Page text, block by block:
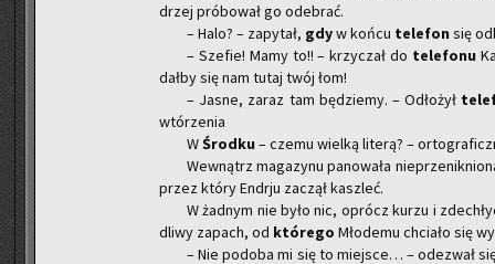
drzej pró­bo­wał go ode­brać.
– Halo? – za­py­tał, gdyw końcu te­le­fon się
– Sze­fie! Mamy to!! – krzy­czał do te­le­fo­nu
dał­by się nam tutaj twój łom!
– Jasne, zaraz tam bę­dzie­my. – Odło­żył
wtó­rze­nia
WŚrod­ku– czemu wiel­ką li­te­rą? –
We­wnątrz ma­ga­zy­nu pa­no­wa­ła
przez który En­dr­ju za­czął kasz­leć.
W żad­nym nie było nic, oprócz kurzu i
dli­wy za­pach, od któ­re­go Mło­de­mu chcia­ło się
– Nie po­do­ba mi się to miej­sce… – ode­zwał